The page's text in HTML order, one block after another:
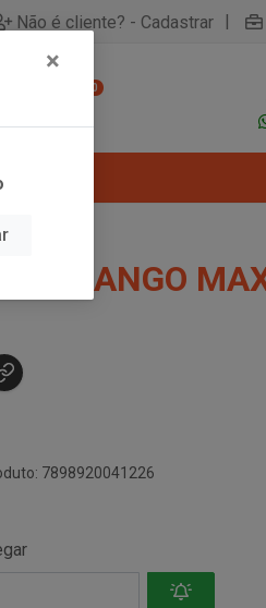
Não é cliente? - Cadastrar |
0
MORANGO
7898920041226
×